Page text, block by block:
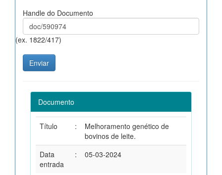
Handle do Documento
(ex. 1822/417)
Documento
Título :
Melhoramento genético de
bovinos de leite.
Data
entrada
: 05-03-2024